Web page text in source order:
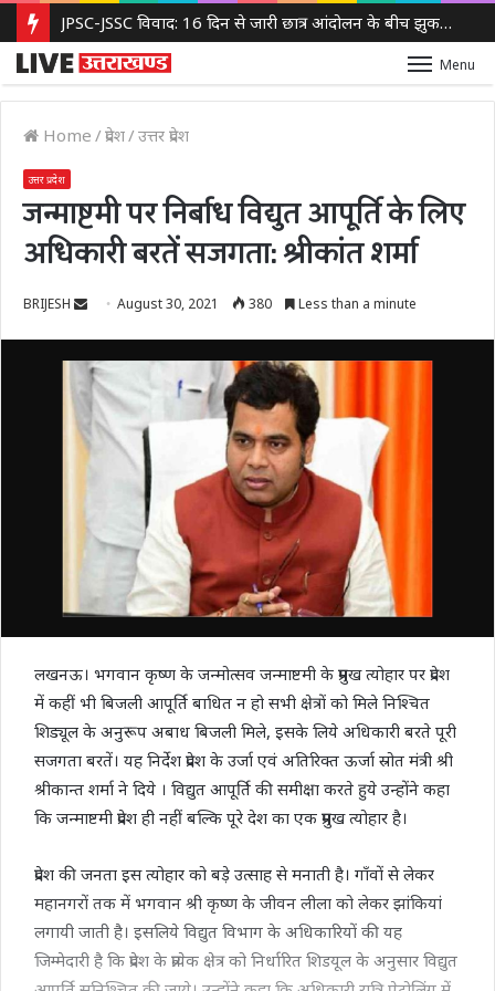
JPSC-JSSC विवाद: 16 दिन से जारी छात्र आंदोलन के बीच झुकती दिखी झारखंड सरकार, 14वीं JPSC PT रद्द करने पर विचार
Menu
Home /प्रदेश/उत्तर प्रदेश
उत्तर प्रदेश
जन्माष्टमी पर निर्बाध विद्युत आपूर्ति के लिए
अधिकारी बरतें सजगता: श्रीकांत शर्मा
BRIJESH
SendAugust 30, 2021 380 Less than a minute
लखनऊ। भगवान कृष्ण के जन्मोत्सव जन्माष्टमी के प्रमुख त्योहार पर प्रदेश
में कहीं भी बिजली आपूर्ति बाधित न हो सभी क्षेत्रों को मिले निश्चित
शिड्यूल के अनुरूप अबाध बिजली मिले, इसके लिये अधिकारी बरते पूरी
सजगता बरतें। यह निर्देश प्रदेश के उर्जा एवं अतिरिक्त ऊर्जा स्रोत मंत्री श्री
श्रीकान्त शर्मा ने दिये । विद्युत आपूर्ति की समीक्षा करते हुये उन्होंने कहा
कि जन्माष्टमी प्रदेश ही नहीं बल्कि पूरे देश का एक प्रमुख त्योहार है।
प्रदेश की जनता इस त्योहार को बड़े उत्साह से मनाती है। गाँवों से लेकर
महानगरों तक में भगवान श्री कृष्ण के जीवन लीला को लेकर झांकियां
लगायी जाती है। इसलिये विद्युत विभाग के अधिकारियों की यह
जिम्मेदारी है कि प्रदेश के प्रत्येक क्षेत्र को निर्धारित शिडयूल के अनुसार विद्युत